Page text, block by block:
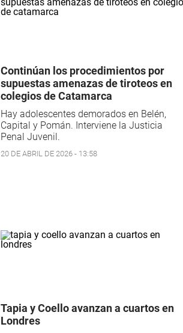
Continúan los procedimientos por
supuestas amenazas de tiroteos en
colegios de Catamarca
Hay adolescentes demorados en Belén,
Capital y Pomán. Interviene la Justicia
Penal Juvenil.
20 DE ABRIL DE 2026 - 13:58
Tapia y Coello avanzan a cuartos en
Londres